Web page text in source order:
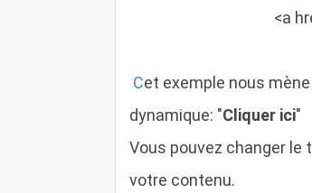
<a
Cet exemple nous
dynamique: "Cliquer ici"
Vous pouvez changer le
votre contenu.